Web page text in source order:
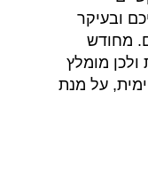
ובעיקר
. מחודש
מומלץ
, על מנת